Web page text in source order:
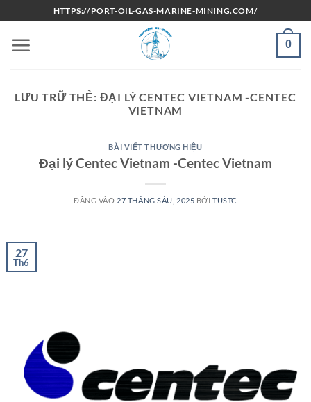
qua
nội
HTTPS://PORT-OIL-GAS-MARINE-MINING.COM/
0
LƯU TRỮ THẺ: ĐẠI LÝ CENTEC VIETNAM -CENTEC
VIETNAM
BÀI VIẾT THƯƠNG HIỆU
Đại lý Centec Vietnam -Centec Vietnam
ĐĂNG VÀO 27 THÁNG SÁU, 2025 BỞITUSTC
27
Th6